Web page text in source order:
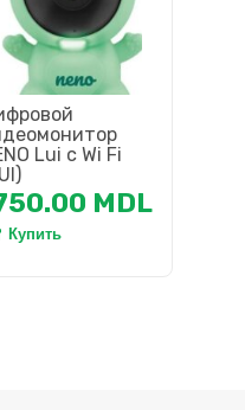
Lui с Wi Fi
MDL
Купить